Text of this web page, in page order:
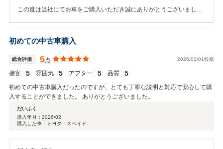
この度は当社にてお車をご購入いただき誠にありがとうございまし
い。これからも末永くおつきあいのほどよろしくお願い申し上げま
す。
初めての中古車購入
総合評価 5点 2026/03/01投稿
接客 : 5 雰囲気 : 5 アフター : 5 品質 : 5
初めての中古車購入だったのですが、とても丁寧な説明と対応で安心して購
入することができました。 ありがとうございました。
だいふく
購入年月： 2026/02
購入した車：トヨタ スペイド